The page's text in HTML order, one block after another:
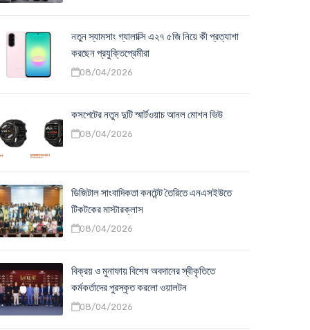
নতুন স্যামসাং গ্যালাক্সি এ২৭ ৫জি নিয়ে কী প্রত্যাশা
করছেন প্রযুক্তিপ্রেমীরা
08/04/2026
কসপেটের নতুন দুটি স্মার্টওয়াচ আনল মোশন ভিউ
08/04/2026
ডিজিটাল সাংবাদিকতা কনটেন্ট তৈরিতে এনএসইউতে
টিকটকের মাস্টারক্লাস
08/04/2026
বিক্রয় ও মুনাফায় বিশেষ অবদানের স্বীকৃতিতে
কর্মকর্তাদের পুরস্কৃত করলো ওয়ালটন
08/04/2026